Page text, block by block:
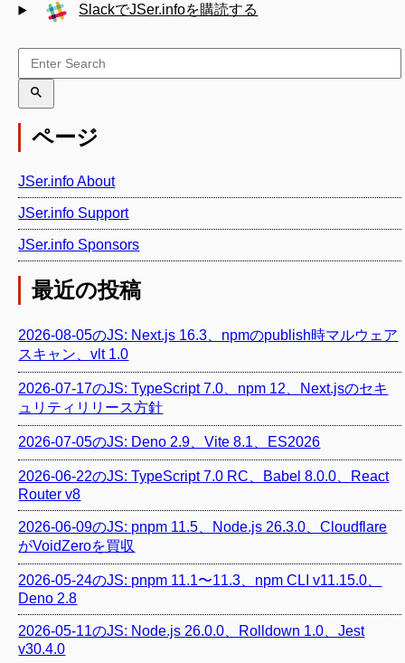
SlackでJSer.infoを購読する
ページ
JSer.info About
JSer.info Support
JSer.info Sponsors
最近の投稿
2026-08-05のJS: Next.js 16.3、npmのpublish時マルウェア
スキャン、vlt 1.0
2026-07-17のJS: TypeScript 7.0、npm 12、Next.jsのセキ
ュリティリリース方針
2026-07-05のJS: Deno 2.9、Vite 8.1、ES2026
2026-06-22のJS: TypeScript 7.0 RC、Babel 8.0.0、React
Router v8
2026-06-09のJS: pnpm 11.5、Node.js 26.3.0、Cloudflare
がVoidZeroを買収
2026-05-24のJS: pnpm 11.1〜11.3、npm CLI v11.15.0、
Deno 2.8
2026-05-11のJS: Node.js 26.0.0、Rolldown 1.0、Jest
v30.4.0